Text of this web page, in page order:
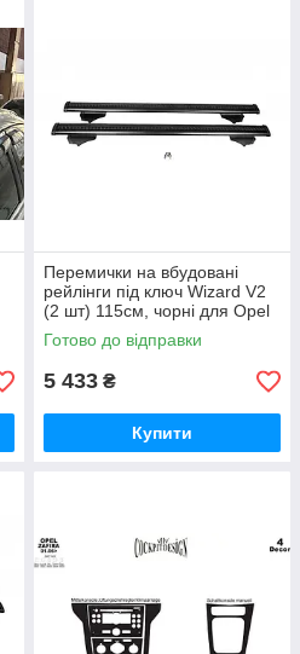
Перемички на вбудовані
рейлінги під ключ Wizard V2
(2 шт) 115см, чорні для Opel
Zafira B 2005-2011 рр
Готово до відправки
5 433 ₴
Купити